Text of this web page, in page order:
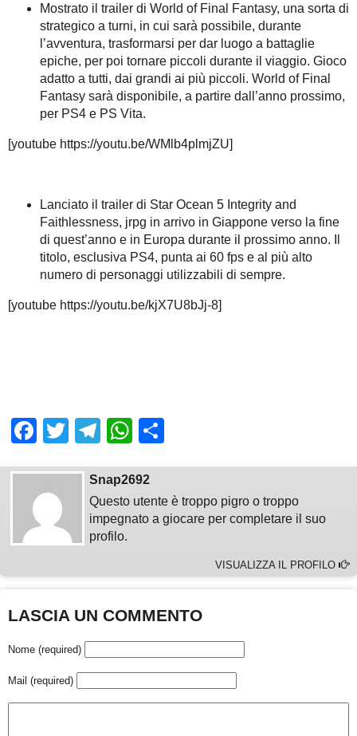
Mostrato il trailer di World of Final Fantasy, una sorta di
strategico a turni, in cui sarà possibile, durante
l’avventura, trasformarsi per dar luogo a battaglie
epiche, per poi tornare piccoli durante il viaggio. Gioco
adatto a tutti, dai grandi ai più piccoli. World of Final
Fantasy sarà disponibile, a partire dall’anno prossimo,
per PS4 e PS Vita.
[youtube https://youtu.be/WMlb4plmjZU]
Lanciato il trailer di Star Ocean 5 Integrity and
Faithlessness, jrpg in arrivo in Giappone verso la fine
di quest’anno e in Europa durante il prossimo anno. Il
titolo, esclusiva PS4, punta ai 60 fps e al più alto
numero di personaggi utilizzabili di sempre.
[youtube https://youtu.be/kjX7U8bJj-8]
Facebook
TwitterTelegram
WhatsApp
Snap2692
Questo utente è troppo pigro o troppo
impegnato a giocare per completare il suo
profilo.
VISUALIZZA IL PROFILO
LASCIA UN COMMENTO
Nome (required)
Mail (required)